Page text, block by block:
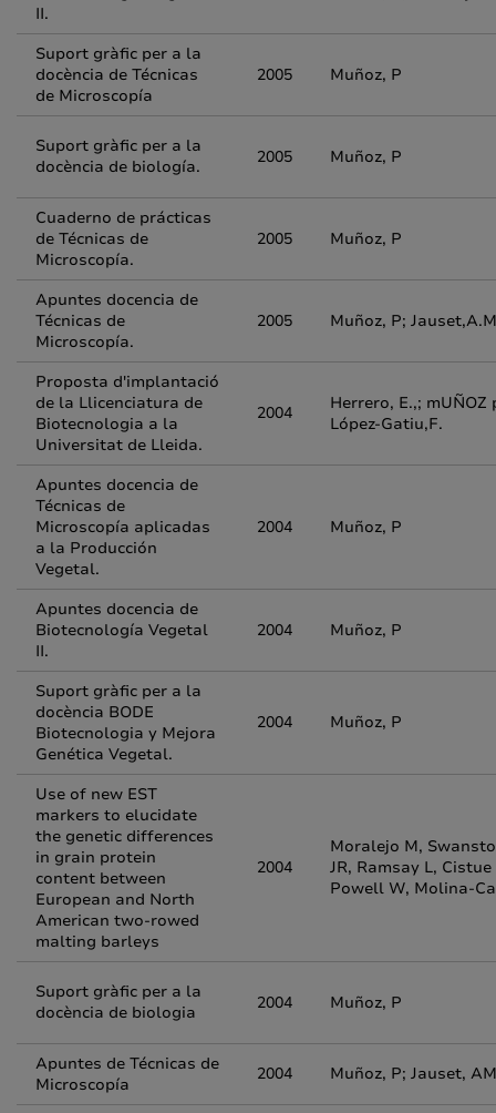
II.
Suport gràfic per a la
docència de Técnicas
de Microscopía
2005 Muñoz, P
Suport gràfic per a la
docència de biología.
2005 Muñoz, P
Cuaderno de prácticas
de Técnicas de
Microscopía.
2005 Muñoz, P
Apuntes docencia de
Técnicas de
Microscopía.
2005 Muñoz, P;
Proposta d'implantació
de la Llicenciatura de
Biotecnologia a la
Universitat de Lleida.
2004
Herrero, E.,;
López-Gatiu,F.
Apuntes docencia de
Técnicas de
Microscopía aplicadas
a la Producción
Vegetal.
2004 Muñoz, P
Apuntes docencia de
Biotecnología Vegetal
II.
2004 Muñoz, P
Suport gràfic per a la
docència BODE
Biotecnologia y Mejora
Genética Vegetal.
2004 Muñoz, P
Use of new EST
markers to elucidate
the genetic differences
in grain protein
content between
European and North
American two-rowed
malting barleys
2004
Moralejo M,
JR, Ramsay L,
Powell W, Molina-
Suport gràfic per a la
docència de biologia
2004 Muñoz, P
Apuntes de Técnicas de
Microscopía
2004 Muñoz, P; Jauset,